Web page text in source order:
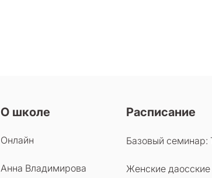
О школе
Онлайн
Анна Владимирова
Расписание
Базовый семинар:
Женские даосские